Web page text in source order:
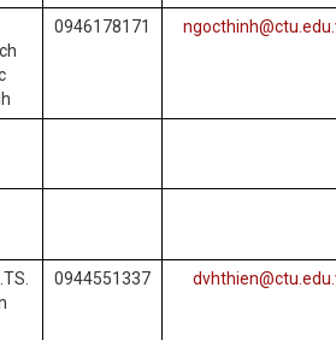
0946178171
0944551337